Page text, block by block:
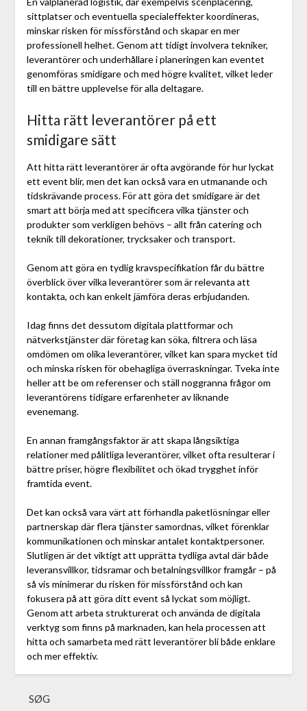
sittplatser och eventuella specialeffekter koordineras,
minskar risken för missförstånd och skapar en mer
professionell helhet. Genom att tidigt involvera tekniker,
leverantörer och underhållare i planeringen kan eventet
genomföras smidigare och med högre kvalitet, vilket leder
till en bättre upplevelse för alla deltagare.
Hitta rätt leverantörer på ett
smidigare sätt
Att hitta rätt leverantörer är ofta avgörande för hur lyckat
ett event blir, men det kan också vara en utmanande och
tidskrävande process. För att göra det smidigare är det
smart att börja med att specificera vilka tjänster och
produkter som verkligen behövs – allt från catering och
teknik till dekorationer, trycksaker och transport.
Genom att göra en tydlig kravspecifikation får du bättre
överblick över vilka leverantörer som är relevanta att
kontakta, och kan enkelt jämföra deras erbjudanden.
Idag finns det dessutom digitala plattformar och
nätverkstjänster där företag kan söka, filtrera och läsa
omdömen om olika leverantörer, vilket kan spara mycket tid
och minska risken för obehagliga överraskningar. Tveka inte
heller att be om referenser och ställ noggranna frågor om
leverantörens tidigare erfarenheter av liknande
evenemang.
En annan framgångsfaktor är att skapa långsiktiga
relationer med pålitliga leverantörer, vilket ofta resulterar i
bättre priser, högre flexibilitet och ökad trygghet inför
framtida event.
Det kan också vara värt att förhandla paketlösningar eller
partnerskap där flera tjänster samordnas, vilket förenklar
kommunikationen och minskar antalet kontaktpersoner.
Slutligen är det viktigt att upprätta tydliga avtal där både
leveransvillkor, tidsramar och betalningsvillkor framgår – på
så vis minimerar du risken för missförstånd och kan
fokusera på att göra ditt event så lyckat som möjligt.
Genom att arbeta strukturerat och använda de digitala
verktyg som finns på marknaden, kan hela processen att
hitta och samarbeta med rätt leverantörer bli både enklare
och mer effektiv.
SØG